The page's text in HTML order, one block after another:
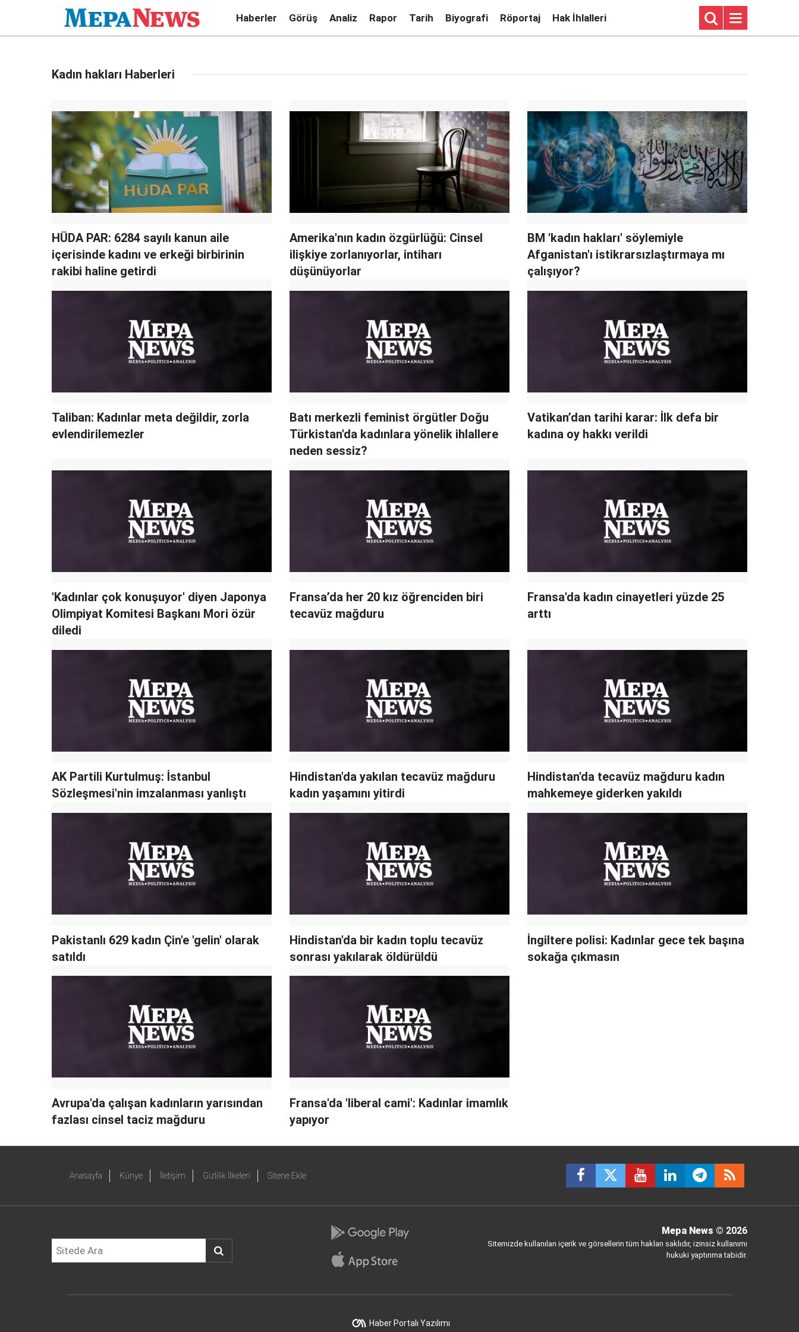
Haberler Görüş Analiz Rapor Tarih Biyografi Röportaj Hak İhlalleri
Kadın hakları Haberleri
HÜDA PAR: 6284 sayılı kanun aile
içerisinde kadını ve erkeği birbirinin
rakibi haline getirdi
Amerika'nın kadın özgürlüğü: Cinsel
ilişkiye zorlanıyorlar, intiharı
düşünüyorlar
BM 'kadın hakları' söylemiyle
Afganistan'ı istikrarsızlaştırmaya mı
çalışıyor?
Taliban: Kadınlar meta değildir, zorla
evlendirilemezler
Batı merkezli feminist örgütler Doğu
Türkistan'da kadınlara yönelik ihlallere
neden sessiz?
Vatikan’dan tarihi karar: İlk defa bir
kadına oy hakkı verildi
'Kadınlar çok konuşuyor' diyen Japonya
Olimpiyat Komitesi Başkanı Mori özür
diledi
Fransa’da her 20 kız öğrenciden biri
tecavüz mağduru
Fransa'da kadın cinayetleri yüzde 25
arttı
AK Partili Kurtulmuş: İstanbul
Sözleşmesi'nin imzalanması yanlıştı
Hindistan'da yakılan tecavüz mağduru
kadın yaşamını yitirdi
Hindistan'da tecavüz mağduru kadın
mahkemeye giderken yakıldı
Pakistanlı 629 kadın Çin'e 'gelin' olarak
satıldı
Hindistan'da bir kadın toplu tecavüz
sonrası yakılarak öldürüldü
İngiltere polisi: Kadınlar gece tek başına
sokağa çıkmasın
Avrupa'da çalışan kadınların yarısından
fazlası cinsel taciz mağduru
Fransa'da 'liberal cami': Kadınlar imamlık
yapıyor
Anasayfa Künye İletişim Gizlilik İlkeleri Sitene Ekle
Mepa News © 2026
Sitemizde kullanılan içerik ve görsellerin tüm hakları saklıdır, izinsiz kullanımı
hukuki yaptırıma tabidir.
Haber Portalı Yazılımı